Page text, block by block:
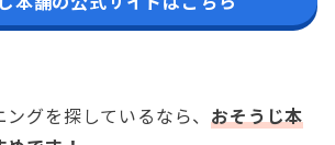
グを探しているなら、 おそうじ本